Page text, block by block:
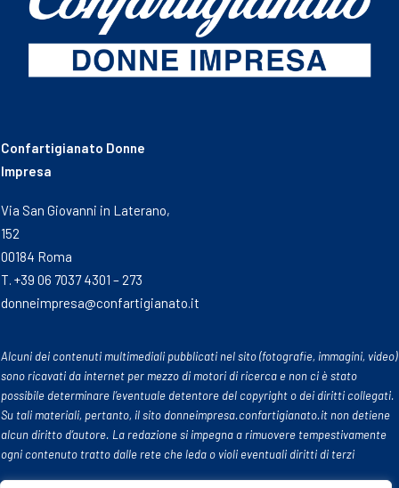
Confartigianato Donne
Impresa
Via San Giovanni in Laterano,
152
00184 Roma
T. +39 06 7037 4301 – 273
donneimpresa@confartigianato.it
Alcuni dei contenuti multimediali pubblicati nel sito (fotografie, immagini, video)
sono ricavati da internet per mezzo di motori di ricerca e non ci è stato
possibile determinare l’eventuale detentore del copyright o dei diritti collegati.
Su tali materiali, pertanto, il sito donneimpresa.confartigianato.it non detiene
alcun diritto d’autore. La redazione si impegna a rimuovere tempestivamente
ogni contenuto tratto dalle rete che leda o violi eventuali diritti di terzi